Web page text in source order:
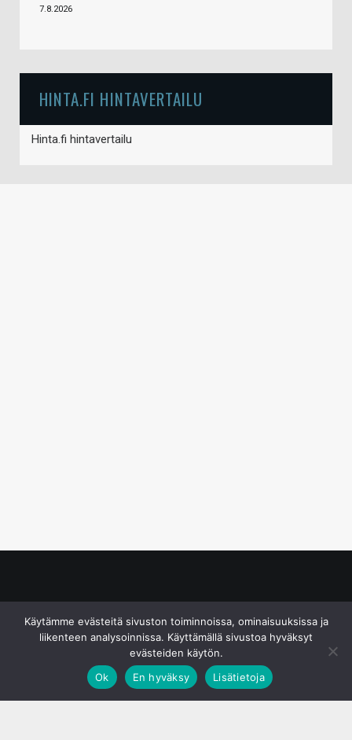
7.8.2026
HINTA.FI HINTAVERTAILU
Hinta.fi hintavertailu
Käytämme evästeitä sivuston toiminnoissa, ominaisuuksissa ja
liikenteen analysoinnissa. Käyttämällä sivustoa hyväksyt
evästeiden käytön.
Ok
En hyväksy Lisätietoja